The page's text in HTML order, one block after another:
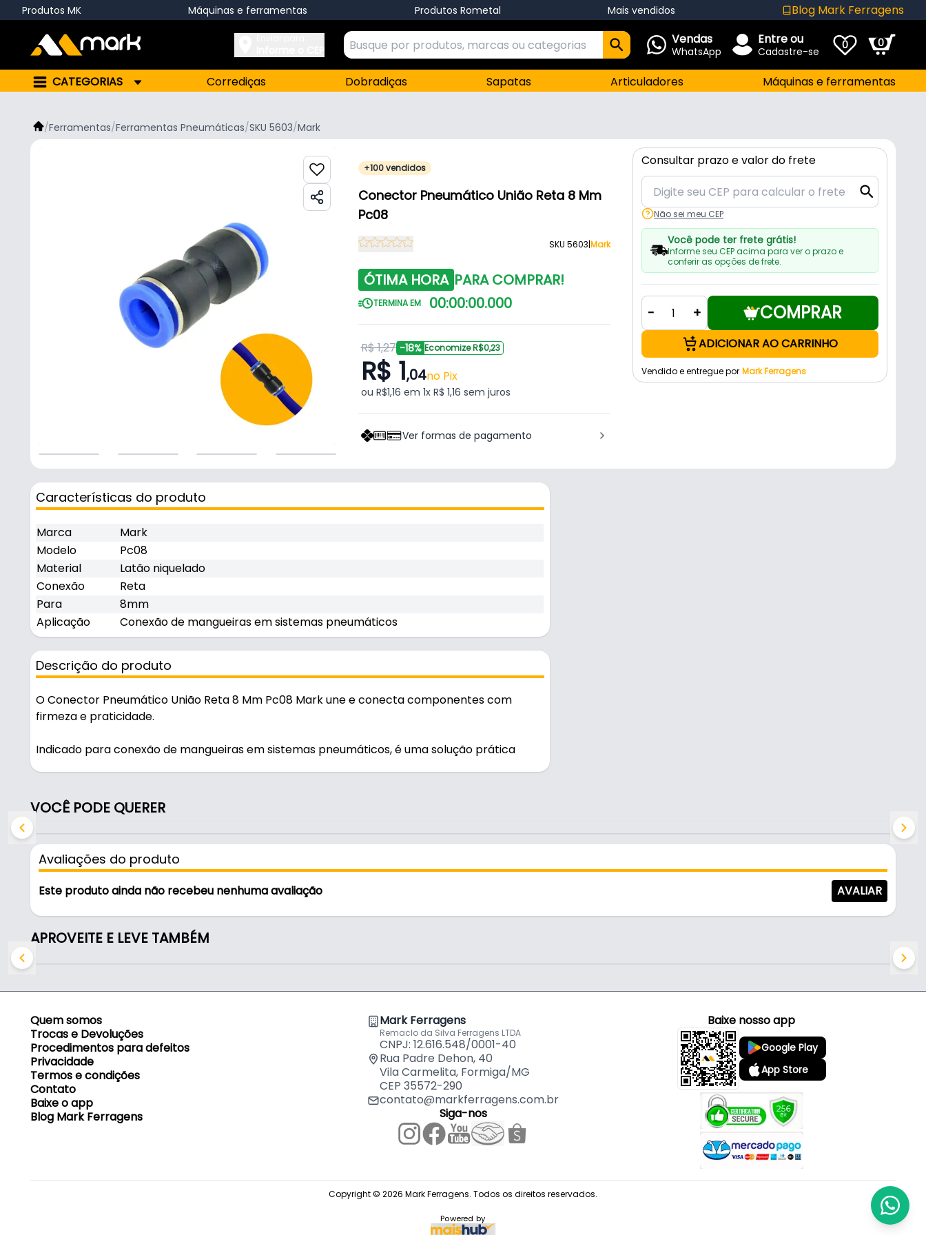
Produtos MK Máquinas e ferramentas Produtos Rometal Mais vendidos Blog Mark Ferragens
Vendas
WhatsApp
Entre ou
Cadastre-se 0 0
CATEGORIAS Corrediças Dobradiças Sapatas Articuladores Máquinas e ferramentas
/Ferramentas/Ferramentas Pneumáticas/SKU 5603/Mark
+100 vendidos
Conector Pneumático União Reta 8 Mm
Pc08
SKU 5603|Mark
ÓTIMA HORA PARA COMPRAR!
TERMINA EM 00:00:00.000
R$ 1,27 -18% Economize R$0,23
R$ 1,04no Pix
ou R$1,16 em 1x R$ 1,16 sem juros
Ver formas de pagamento
Consultar prazo e valor do frete
Não sei meu CEP
Você pode ter frete grátis!
Informe seu CEP acima para ver o prazo e
conferir as opções de frete.
- + COMPRAR
ADICIONAR AO CARRINHO
Vendido e entregue por Mark Ferragens
Características do produto
Marca
Mark
Modelo
Pc08
Material
Latão niquelado
Conexão
Reta
Para
8mm
Aplicação
Conexão de mangueiras em sistemas pneumáticos
Descrição do produto
O Conector Pneumático União Reta 8 Mm Pc08 Mark une e conecta componentes com
firmeza e praticidade.
Indicado para conexão de mangueiras em sistemas pneumáticos, é uma solução prática
Fabricado em Latão niquelado, é resistente e durável no uso diário.
- Marca: Mark
- Modelo: Pc08
- Material: Latão niquelado
- Conexão: Reta
- Para: 8mm
- Aplicação: Conexão de mangueiras em sistemas pneumáticos
VOCÊ PODE QUERER
Avaliações do produto
Este produto ainda não recebeu nenhuma avaliação AVALIAR
APROVEITE E LEVE TAMBÉM
Quem somos
Trocas e Devoluções
Procedimentos para defeitos
Privacidade
Termos e condições
Contato
Baixe o app
Blog Mark Ferragens
Mark Ferragens
Remaclo da Silva Ferragens LTDA
CNPJ: 12.616.548/0001-40
Rua Padre Dehon, 40
Vila Carmelita, Formiga/MG
CEP 35572-290
contato@markferragens.com.br
Siga-nos
Baixe nosso app
Google Play
App Store
Copyright © 2026 Mark Ferragens. Todos os direitos reservados.
Powered by